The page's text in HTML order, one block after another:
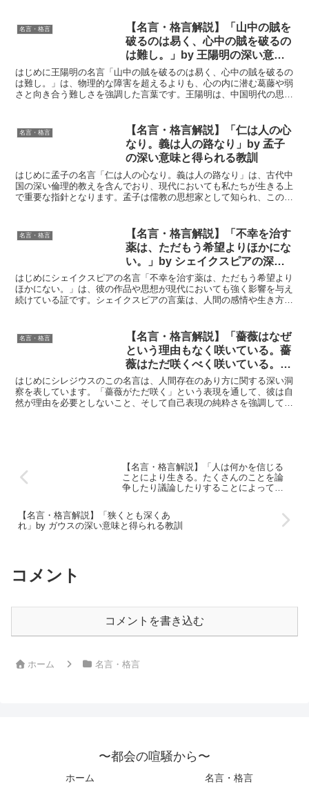
名言・格言
【名言・格言解説】「山中の賊を
破るのは易く、心中の賊を破るの
は難し。」by 王陽明の深い意味
と得られる教訓
はじめに王陽明の名言「山中の賊を破るのは易く、心中の賊を破るの
は難し。」は、物理的な障害を超えるよりも、心の内に潜む葛藤や弱
さと向き合う難しさを強調した言葉です。王陽明は、中国明代の思想
名言・格言
【名言・格言解説】「仁は人の心
なり。義は人の路なり」by 孟子
の深い意味と得られる教訓
はじめに孟子の名言「仁は人の心なり。義は人の路なり」は、古代中
国の深い倫理的教えを含んでおり、現代においても私たちが生きる上
で重要な指針となります。孟子は儒教の思想家として知られ、この名
名言・格言
【名言・格言解説】「不幸を治す
薬は、ただもう希望よりほかにな
い。」by シェイクスピアの深い
意味と得られる教訓
はじめにシェイクスピアの名言「不幸を治す薬は、ただもう希望より
ほかにない。」は、彼の作品や思想が現代においても強く影響を与え
続けている証です。シェイクスピアの言葉は、人間の感情や生き方に
名言・格言
【名言・格言解説】「薔薇はなぜ
という理由もなく咲いている。薔
薇はただ咲くべく咲いている。薔
薇は自分自身を気にしない。人が
見ているかどうかも問題にしな
い。」by シレジウスの深い意味
はじめにシレジウスのこの名言は、人間存在のあり方に関する深い洞
察を表しています。「薔薇がただ咲く」という表現を通して、彼は自
然が理由を必要としないこと、そして自己表現の純粋さを強調してい
【名言・格言解説】「人は何かを信じる
ことにより生きる。たくさんのことを論
争したり議論したりすることによってで
られる教訓
【名言・格言解説】「狭くとも深くあ
れ」by ガウスの深い意味と得られる教訓
コメント
コメントを書き込む
ホーム 名言・格言
〜都会の喧騒から〜
ホーム
名言・格言